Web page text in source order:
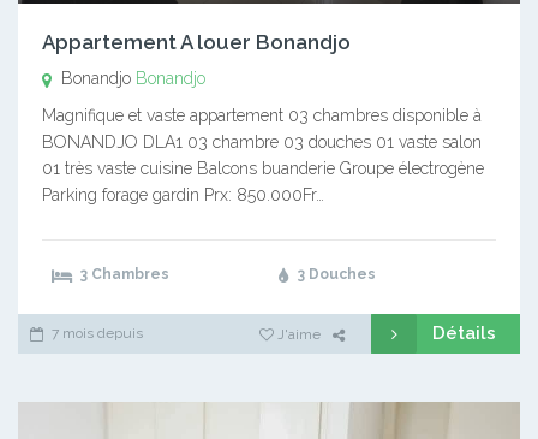
Appartement A louer Bonandjo
Bonandjo Bonandjo
Magnifique et vaste appartement 03 chambres disponible à
BONANDJO DLA1 03 chambre 03 douches 01 vaste salon
01 très vaste cuisine Balcons buanderie Groupe électrogène
Parking forage gardin Prx: 850.000Fr…
3 Chambres 3 Douches
7 mois depuis J'aime Détails